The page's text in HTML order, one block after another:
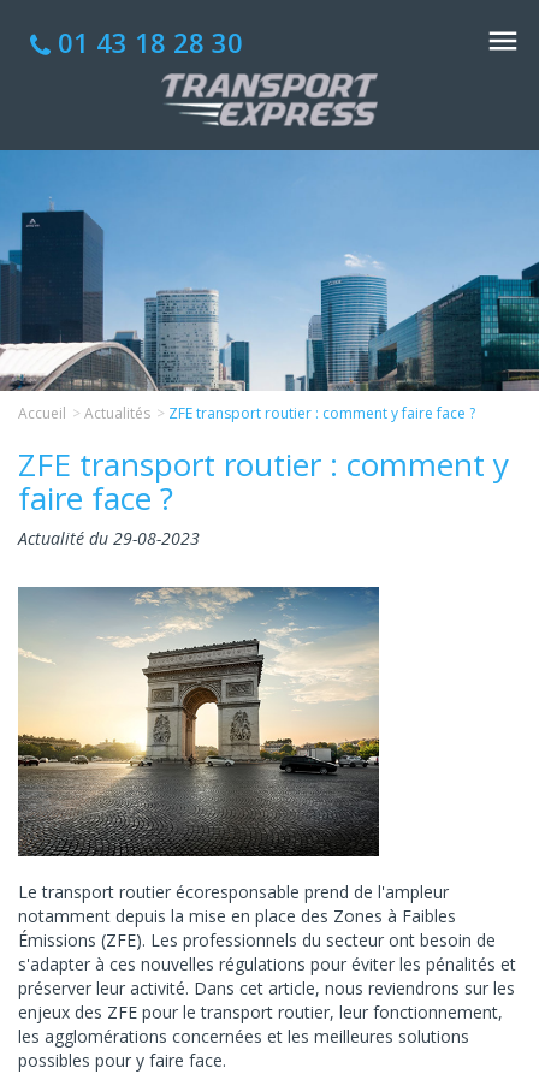
01 43 18 28 30
Accueil Actualités ZFE transport routier : comment y faire face ?
ZFE transport routier : comment y
faire face ?
Actualité du 29-08-2023
Le transport routier écoresponsable prend de l'ampleur
notamment depuis la mise en place des Zones à Faibles
Émissions (ZFE). Les professionnels du secteur ont besoin de
s'adapter à ces nouvelles régulations pour éviter les pénalités et
préserver leur activité. Dans cet article, nous reviendrons sur les
enjeux des ZFE pour le transport routier, leur fonctionnement,
les agglomérations concernées et les meilleures solutions
possibles pour y faire face.